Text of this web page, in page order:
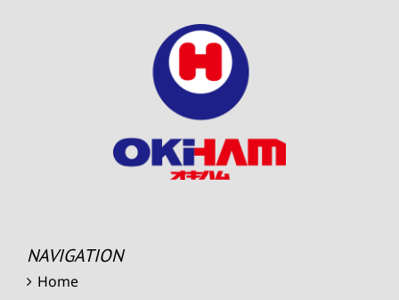
NAVIGATION
Home